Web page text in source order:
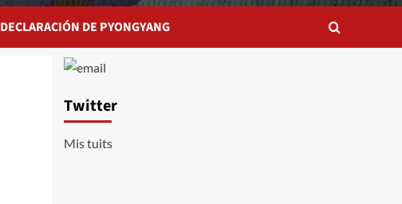
DECLARACIÓN DE PYONGYANG
Twitter
Mis tuits